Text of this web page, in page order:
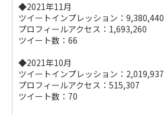
◆2021年11月
ツイートインプレッション：9,380,440
プロフィールアクセス：1,693,260
ツイート数：66
◆2021年10月
ツイートインプレッション：2,019,937
プロフィールアクセス：515,307
ツイート数：70